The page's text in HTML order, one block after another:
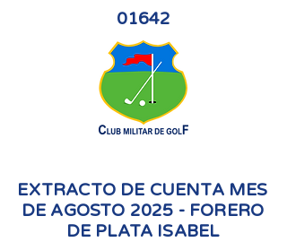
01642
EXTRACTO DE CUENTA MES
DE AGOSTO 2025 - FORERO
DE PLATA ISABEL